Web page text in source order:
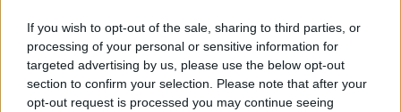
If you wish to opt-out of the sale, sharing to third parties, or
processing of your personal or sensitive information for
targeted advertising by us, please use the below opt-out
section to confirm your selection. Please note that after your
opt-out request is processed you may continue seeing
Dimensioni e Peso
– 180 g
Display
6,4″ FHD+ (1080 x 2400),
Infinity-U